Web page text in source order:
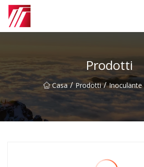
Prodotti
Casa / Prodotti / Inoculante